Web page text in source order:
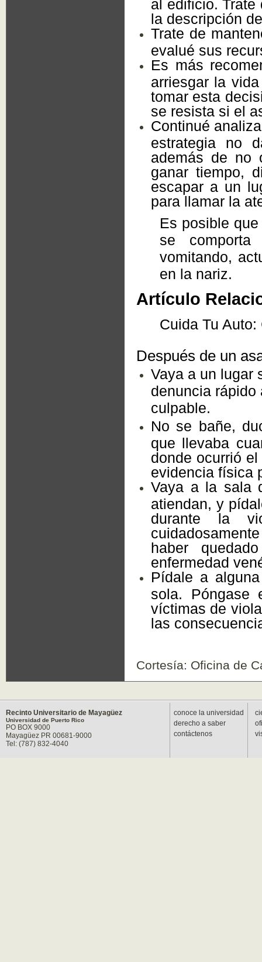
al edificio. Trate
la descripción
Trate de
evalué sus
Es más
arriesgar la
tomar esta
se resista si el
Continué
estrategia no
además de no
ganar tiempo,
escapar a un
para llamar la
Es posible
se
vomitando,
en la nariz.
Artículo
Cuida Tu
Después de un
Vaya a un lugar
denuncia rápido
culpable.
No se bañe,
que llevaba
donde ocurrió
evidencia física
Vaya a la sala
atiendan, y
durante la
haber
enfermedad
Pídale a
sola. Póngase
víctimas de
las
Cortesía: Oficina de
Recinto Universitario de Mayagüez
Universidad de Puerto Rico
PO BOX 9000
Mayagüez PR 00681-9000
Tel: (787) 832-4040
conoce la universidad
derecho a saber
contáctenos